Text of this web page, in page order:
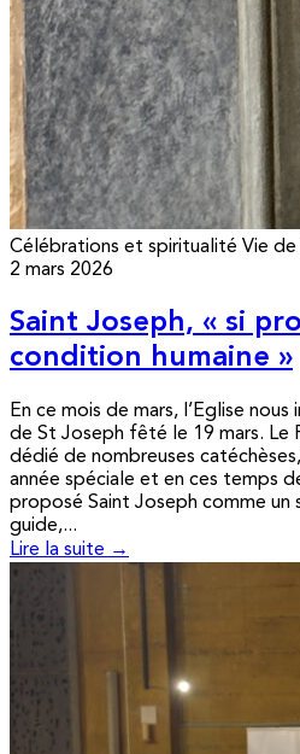
Célébrations et spiritualité Vie de
2 mars 2026
Saint Joseph, « si
condition humaine »
En ce mois de mars, l’Eglise
de St Joseph fêté le 19 mars. Le
dédié de nombreuses
année spéciale et en ces temps
proposé Saint Joseph comme
guide,...
Lire la suite →